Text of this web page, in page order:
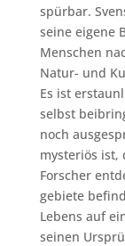
spürbar.
seine eigene
Menschen
Natur- und
Es ist
selbst
noch
mysteriös ist,
Forscher
gebiete
Lebens auf
seinen